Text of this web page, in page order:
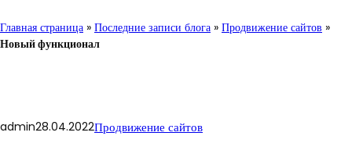
Главная страница » Последние записи блога » Продвижение сайтов »
Новый функционал
admin28.04.2022Продвижение сайтов